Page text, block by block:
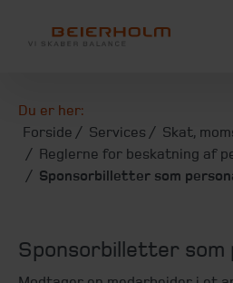
Du er her:
Forside
Services
Skat,
Reglerne for beskatning af
Sponsorbilletter som
Sponsorbilletter som